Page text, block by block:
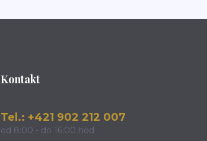
Kontakt
Tel.: +421 902 212 007
od 8:00 - do 16:00 hod